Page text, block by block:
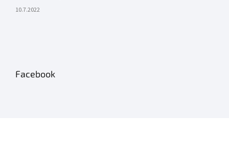
10.7.2022
Facebook